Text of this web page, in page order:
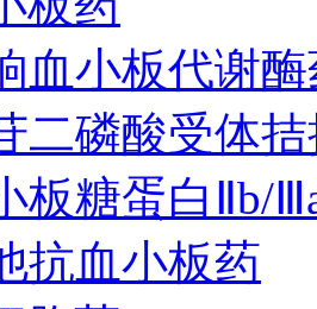
血小板代谢
二磷酸受体
板糖蛋白Ⅱb/
抗血小板药